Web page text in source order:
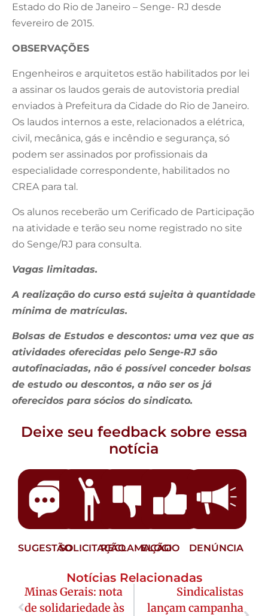
Estado do Rio de Janeiro – Senge- RJ desde
fevereiro de 2015.
OBSERVAÇÕES
Engenheiros e arquitetos estão habilitados por lei
a assinar os laudos gerais de autovistoria predial
enviados à Prefeitura da Cidade do Rio de Janeiro.
Os laudos internos a este, relacionados a elétrica,
civil, mecânica, gás e incêndio e segurança, só
podem ser assinados por profissionais da
especialidade correspondente, habilitados no
CREA para tal.
Os alunos receberão um Cerificado de Participação
na atividade e terão seu nome registrado no site
do Senge/RJ para consulta.
Vagas limitadas.
A realização do curso está sujeita à quantidade
mínima de matrículas.
Bolsas de Estudos e descontos: uma vez que as
atividades oferecidas pelo Senge-RJ são
autofinaciadas, não é possível conceder bolsas
de estudo ou descontos, a não ser os já
oferecidos para sócios do sindicato.
Deixe seu feedback sobre essa
notícia
SUGESTÃOSOLICITAÇÃORECLAMAÇÃO
ELOGIO DENÚNCIA
Notícias Relacionadas
Minas Gerais: nota
de solidariedade às
Sindicalistas
lançam campanha